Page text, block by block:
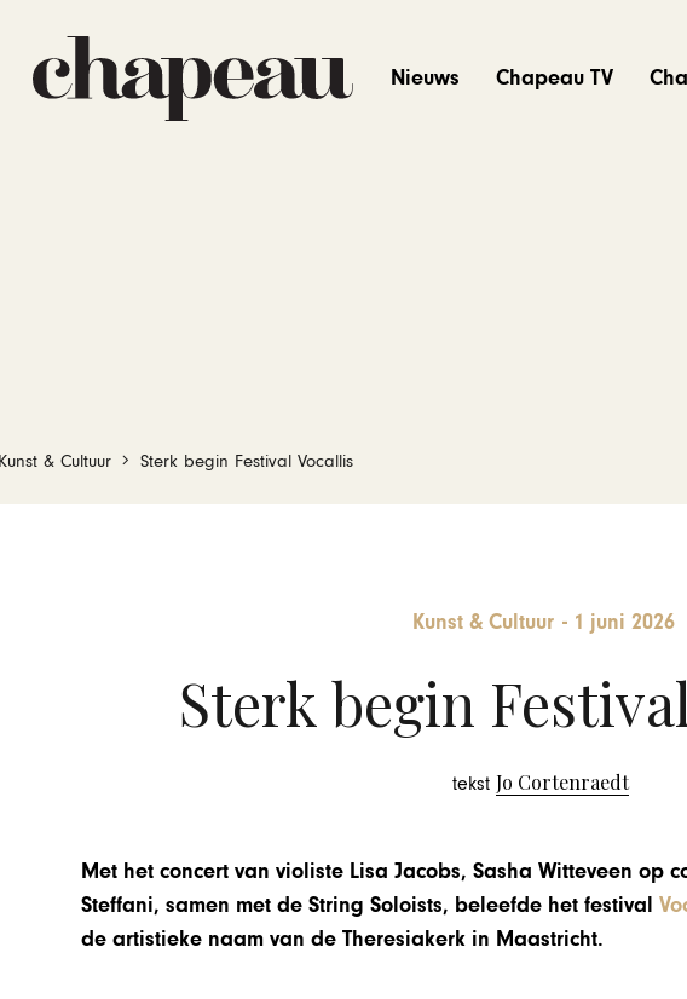
Nieuws Chapeau TV
& Cultuur Sterk begin Festival Vocallis
Kunst & Cultuur - 1 juni 2026
Sterk begin
tekstJo Cortenraedt
Met het concert van violiste Lisa Jacobs, Sasha Witteveen op
Steffani, samen met de String Soloists, beleefde het festival
de artistieke naam van de Theresiakerk in Maastricht.